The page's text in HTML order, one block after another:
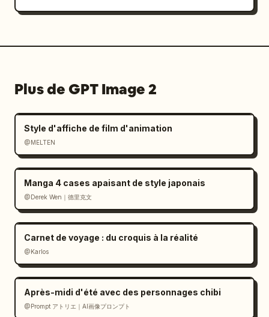
Plus de GPT Image 2
Style d'affiche de film d'animation
@MELTEN
Manga 4 cases apaisant de style japonais
@Derek Wen｜德里克文
Carnet de voyage : du croquis à la réalité
@Karlos
Après-midi d'été avec des personnages chibi
@Prompt アトリエ｜AI画像プロンプト